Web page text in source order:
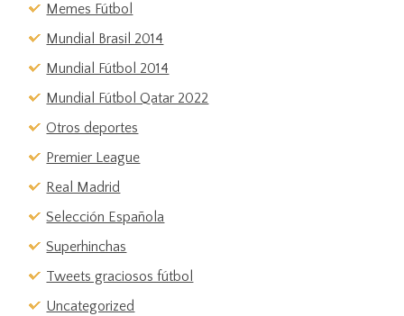
Memes Fútbol
Mundial Brasil 2014
Mundial Fútbol 2014
Mundial Fútbol Qatar 2022
Otros deportes
Premier League
Real Madrid
Selección Española
Superhinchas
Tweets graciosos fútbol
Uncategorized